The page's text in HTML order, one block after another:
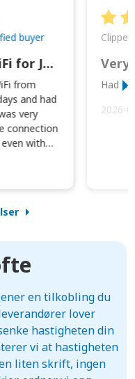
buyer
Great Pocket WiFi for Japan Travel
from
and had
very
connection
with
Very
Had
2026-
en tilkobling du
lover
hastigheten din
vi at hastigheten
liten skrift, ingen